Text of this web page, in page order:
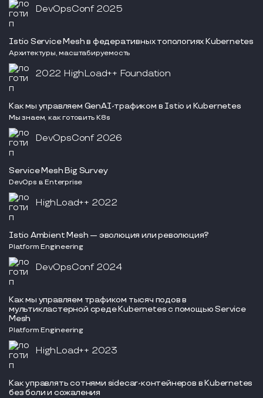
DevOpsConf 2025
Istio Service Mesh в федеративных топологиях Kubernetes
Архитектуры, масштабируемость
2022 HighLoad++ Foundation
Как мы управляем GenAI-трафиком в Istio и Kubernetes
Мы знаем, как готовить K8s
DevOpsConf 2026
Service Mesh Big Survey
DevOps в Enterprise
HighLoad++ 2022
Istio Ambient Mesh — эволюция или революция?
Platform Engineering
DevOpsConf 2024
Как мы управляем трафиком тысяч подов в
мультикластерной среде Kubernetes с помощью Service
Mesh
Platform Engineering
HighLoad++ 2023
Как управлять сотнями sidecar-контейнеров в Kubernetes
без боли и сожаления